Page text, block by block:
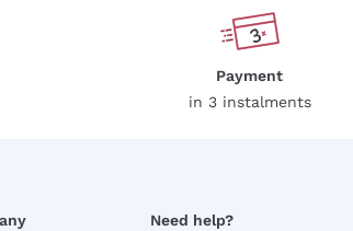
Payment
in 3 instalments
Need help?